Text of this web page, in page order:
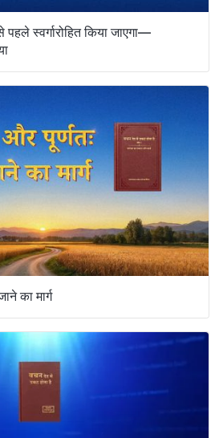
स्वर्गारोहित किया जाएगा—
का मार्ग